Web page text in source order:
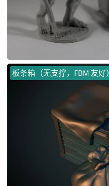
板条箱（无支撑，FDM 友好）